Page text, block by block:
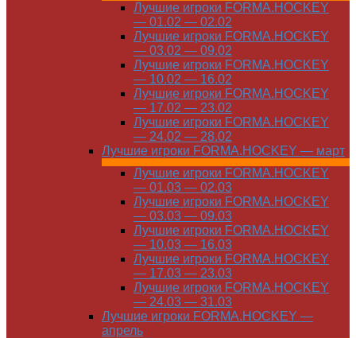
Лучшие игроки FORMA.HOCKEY
— 01.02 — 02.02
Лучшие игроки FORMA.HOCKEY
— 03.02 — 09.02
Лучшие игроки FORMA.HOCKEY
— 10.02 — 16.02
Лучшие игроки FORMA.HOCKEY
— 17.02 — 23.02
Лучшие игроки FORMA.HOCKEY
— 24.02 — 28.02
Лучшие игроки FORMA.HOCKEY — март
Лучшие игроки FORMA.HOCKEY
— 01.03 — 02.03
Лучшие игроки FORMA.HOCKEY
— 03.03 — 09.03
Лучшие игроки FORMA.HOCKEY
— 10.03 — 16.03
Лучшие игроки FORMA.HOCKEY
— 17.03 — 23.03
Лучшие игроки FORMA.HOCKEY
— 24.03 — 31.03
Лучшие игроки FORMA.HOCKEY —
апрель